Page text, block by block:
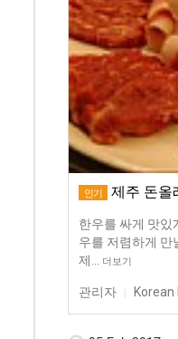
인기 제주 돈올
한우를 싸게 맛있
우를 저렴하게 만
제… 더보기
관리자 Korean